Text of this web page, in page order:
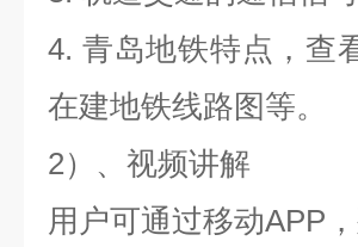
4. 青岛地铁特点，查
在建地铁线路图等。
2） 、视频讲解
用户可通过移动APP